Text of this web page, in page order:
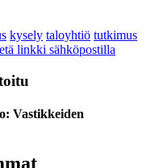
kysely taloyhtiö tutkimus
linkki sähköpostilla
Vastikkeiden